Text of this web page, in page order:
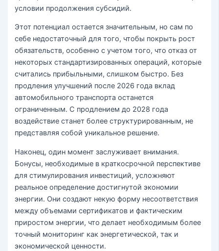
условии продолжения субсидий.
Этот потенциал остается значительным, но сам по
себе недостаточный для того, чтобы покрыть рост
обязательств, особенно с учетом того, что отказ от
некоторых стандартизированных операций, которые
считались прибыльными, слишком быстро. Без
продления улучшений после 2026 года вклад
автомобильного транспорта останется
ограниченным. С продлением до 2028 года
воздействие станет более структурированным, не
представляя собой уникальное решение.
Наконец, один момент заслуживает внимания.
Бонусы, необходимые в краткосрочной перспективе
для стимулирования инвестиций, усложняют
реальное определение достигнутой экономии
энергии. Они создают некую форму несоответствия
между объемами сертификатов и фактическим
приростом энергии, что делает необходимым более
точный мониторинг как энергетической, так и
экономической ценности.